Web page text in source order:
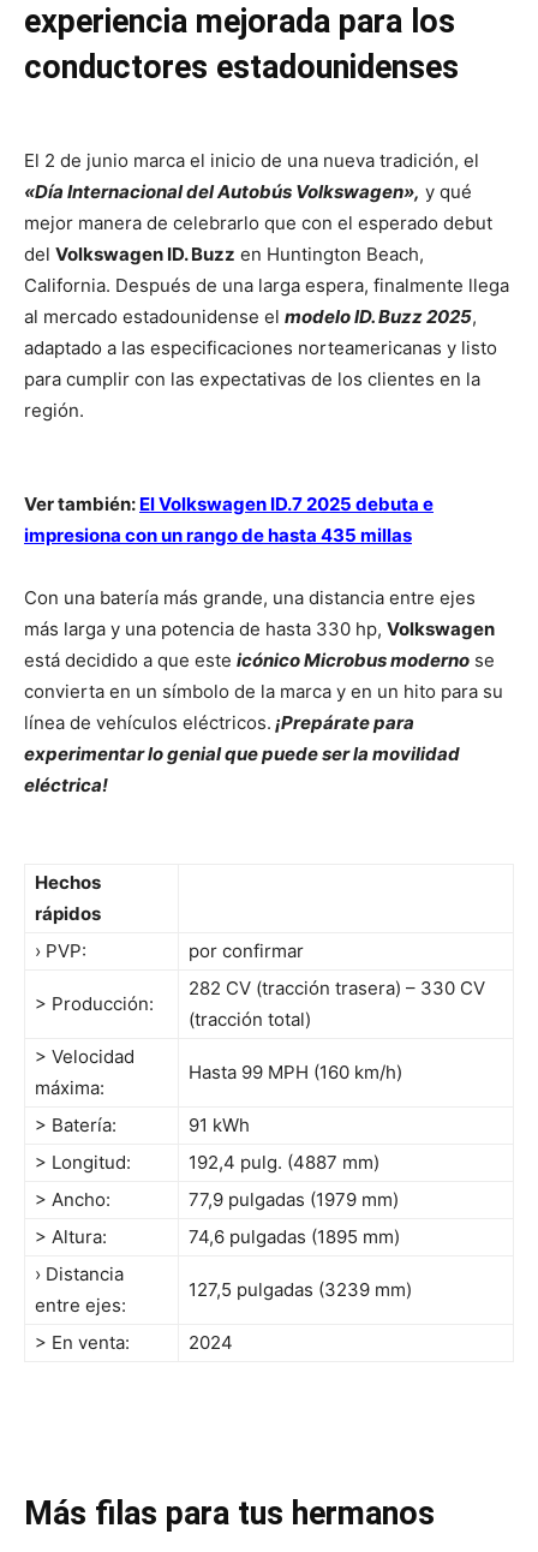
experiencia mejorada para los
conductores estadounidenses
El 2 de junio marca el inicio de una nueva tradición, el
«Día Internacional del Autobús Volkswagen», y qué
mejor manera de celebrarlo que con el esperado debut
del Volkswagen ID. Buzz en Huntington Beach,
California. Después de una larga espera, finalmente llega
al mercado estadounidense el modelo ID. Buzz 2025,
adaptado a las especificaciones norteamericanas y listo
para cumplir con las expectativas de los clientes en la
región.
Ver también: El Volkswagen ID.7 2025 debuta e
impresiona con un rango de hasta 435 millas
Con una batería más grande, una distancia entre ejes
más larga y una potencia de hasta 330 hp, Volkswagen
está decidido a que este icónico Microbus moderno se
convierta en un símbolo de la marca y en un hito para su
línea de vehículos eléctricos. ¡Prepárate para
experimentar lo genial que puede ser la movilidad
eléctrica!
Hechos
rápidos
› PVP:
por confirmar
> Producción:
282 CV (tracción trasera) – 330 CV
(tracción total)
> Velocidad
máxima:
Hasta 99 MPH (160 km/h)
> Batería:
91 kWh
> Longitud:
192,4 pulg. (4887 mm)
> Ancho:
77,9 pulgadas (1979 mm)
> Altura:
74,6 pulgadas (1895 mm)
› Distancia
entre ejes:
127,5 pulgadas (3239 mm)
> En venta: 2024
Más filas para tus hermanos